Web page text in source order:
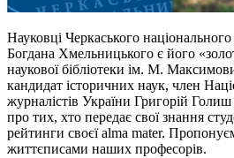
Науковці Черкаського національного
Богдана Хмельницького є його
наукової бібліотеки ім. М.
кандидат історичних наук, член
журналістів України Григорій Голиш
про тих, хто передає свої знання
рейтинги своєї alma mater.
життєписами наших професорів.